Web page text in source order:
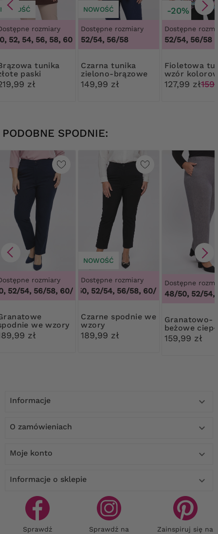
NOWOŚĆ
rozmiary
52, 54, 56, 58, 60, 62, 64,48, 50, 52, 54, 56, 58, 60, 62,
paski
zł
NOWOŚĆ
Dostępne rozmiary
52/54, 56/58
Czarna tunika
zielono-brązowe
wzory
149,99 zł
-20%
Dostępne
52/54, 56/58
Fioletowa tunika
wzór
liście
127,99 zł
PODOBNE SPODNIE:
rozmiary
52/54, 56/58, 60/62 ,48/50, 52/54, 56/58, 60/62
we wzory
zł
NOWOŚĆ
Dostępne rozmiary
48/50, 52/54, 56/58, 60/62 ,48/50, 52/
Czarne spodnie we
wzory
189,99 zł
Dostępne
48/50, 52/54,
Granatowo-
beżowe
spodnie
159,99 zł
Informacje 
O zamówieniach 
Moje konto 
Informacje o sklepie 
Sprawdź Sprawdź na Zainspiruj się na